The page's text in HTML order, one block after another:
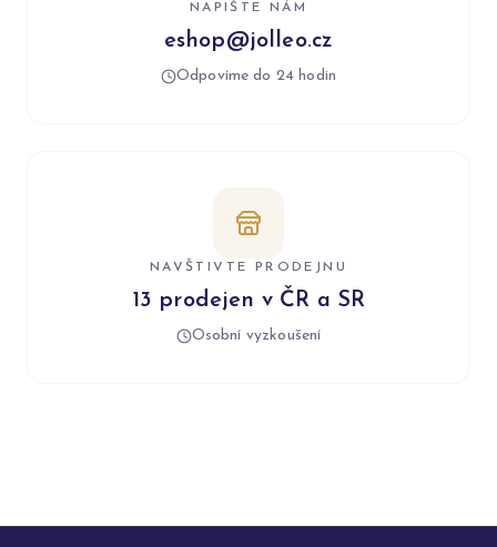
NAPIŠTE NÁM
eshop@jolleo.cz
Odpovíme do 24 hodin
NAVŠTIVTE PRODEJNU
13 prodejen v ČR a SR
Osobní vyzkoušení